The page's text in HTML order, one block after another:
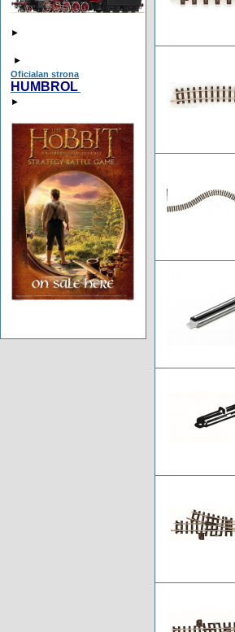
►
►
Oficialan strona
HUMBROL
►